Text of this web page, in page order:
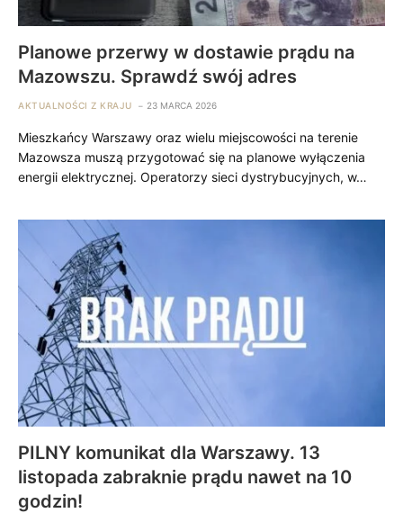
Planowe przerwy w dostawie prądu na
Mazowszu. Sprawdź swój adres
AKTUALNOŚCI Z KRAJU 23 MARCA 2026
Mieszkańcy Warszawy oraz wielu miejscowości na terenie
Mazowsza muszą przygotować się na planowe wyłączenia
energii elektrycznej. Operatorzy sieci dystrybucyjnych, w…
PILNY komunikat dla Warszawy. 13
listopada zabraknie prądu nawet na 10
godzin!